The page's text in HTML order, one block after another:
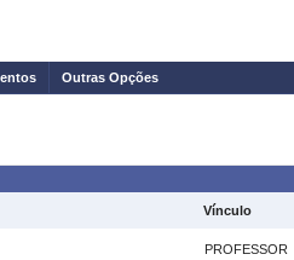
Outras Opções
Vínculo
PROFESSOR